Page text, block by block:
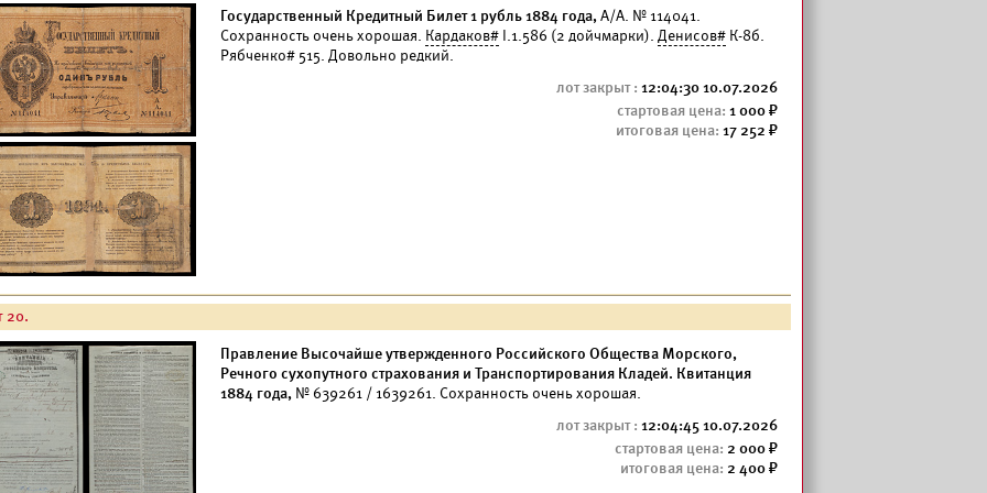
Государственный Кредитный Билет 1 рубль 1884 года,А/А. № 114041.
Сохранность очень хорошая. Кардаков# I.1.586 (2 дойчмарки). Денисов# К-8б.
Рябченко# 515. Довольно редкий.
12:04:30 10.07.2026
1 000
17 252
20.
Правление Высочайше утвержденного Российского Общества Морского,
Речного сухопутного страхования и Транспортирования Кладей. Квитанция
1884 года, № 639261 / 1639261. Сохранность очень хорошая.
12:04:45 10.07.2026
2 000
2 400